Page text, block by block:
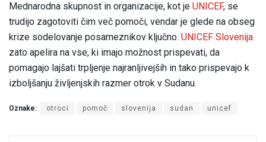
Mednarodna skupnost in organizacije, kot je UNICEF, se
trudijo zagotoviti čim več pomoči, vendar je glede na obseg
krize sodelovanje posameznikov ključno. UNICEF Slovenija
zato apelira na vse, ki imajo možnost prispevati, da
pomagajo lajšati trpljenje najranljivejših in tako prispevajo k
izboljšanju življenjskih razmer otrok v Sudanu.
Oznake: otroci pomoč slovenija sudan unicef